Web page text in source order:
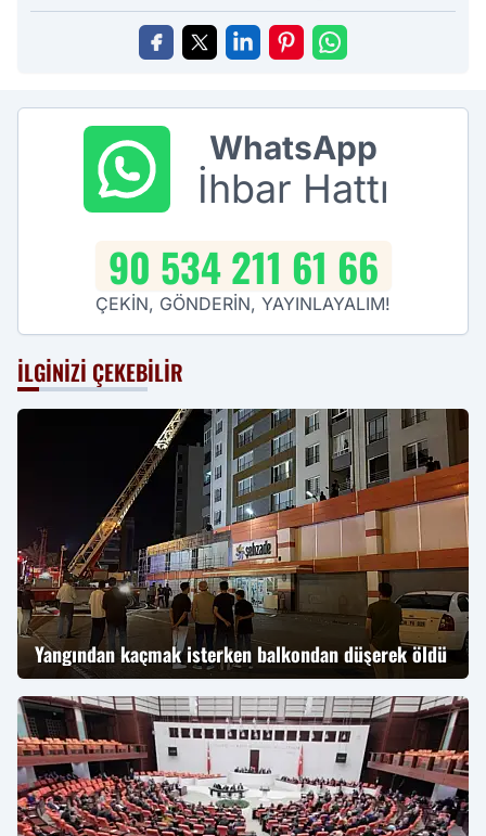
WhatsApp
İhbar Hattı
90 534 211 61 66
ÇEKİN, GÖNDERİN, YAYINLAYALIM!
İLGINIZI ÇEKEBILIR
Yangından kaçmak isterken balkondan düşerek öldü